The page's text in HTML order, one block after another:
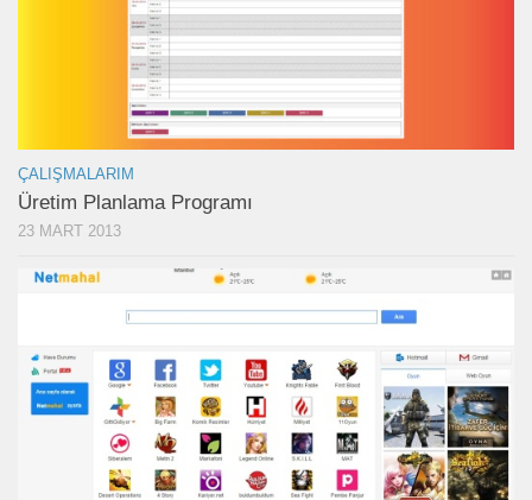
ÇALIŞMALARIM
Üretim Planlama Programı
23 MART 2013